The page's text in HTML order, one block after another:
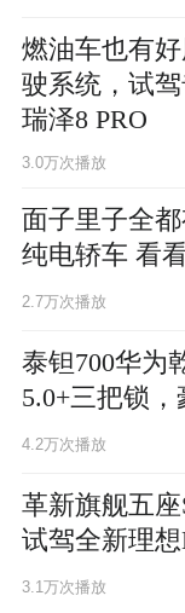
燃油车也有
驶系统，试
瑞泽8 PRO
3.0万次播放
面子里子全
纯电轿车 看
2.7万次播放
泰钽700华为
5.0+三把锁
4.2万次播放
革新旗舰五座
试驾全新理
3.1万次播放